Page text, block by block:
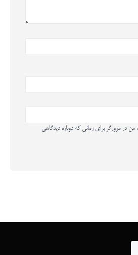
من در مرورگر برای زمانی که دوباره دیدگاهی